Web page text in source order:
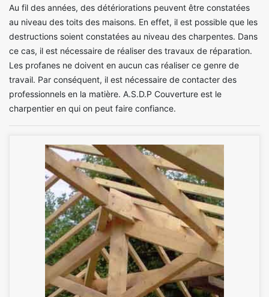
Au fil des années, des détériorations peuvent être constatées
au niveau des toits des maisons. En effet, il est possible que les
destructions soient constatées au niveau des charpentes. Dans
ce cas, il est nécessaire de réaliser des travaux de réparation.
Les profanes ne doivent en aucun cas réaliser ce genre de
travail. Par conséquent, il est nécessaire de contacter des
professionnels en la matière. A.S.D.P Couverture est le
charpentier en qui on peut faire confiance.